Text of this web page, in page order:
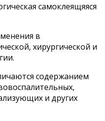
самоклеящяяся
в
хирургической и
содержанием
и других